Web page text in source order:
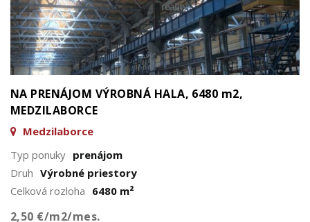
NA PRENÁJOM VÝROBNÁ HALA, 6480 m2,
MEDZILABORCE
Medzilaborce
Typ ponuky prenájom
Druh Výrobné priestory
Celková rozloha 6480 m²
2,50 €/m2/mes.